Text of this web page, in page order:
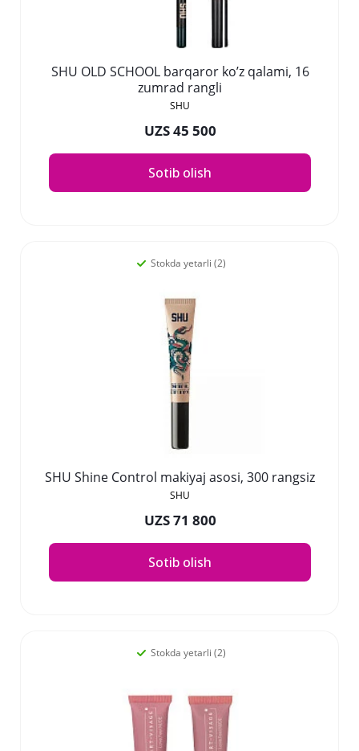
SHU OLD SCHOOL barqaror ko’z qalami, 16
zumrad rangli
SHU
UZS 45 500
Sotib olish
Stokda yetarli (2)
SHU Shine Control makiyaj asosi, 300 rangsiz
SHU
UZS 71 800
Sotib olish
Stokda yetarli (2)